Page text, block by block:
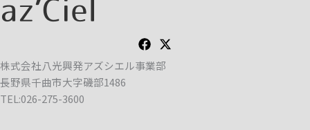
株式会社八光興発アズシエル事業部
長野県千曲市大字磯部1486
TEL:026-275-3600